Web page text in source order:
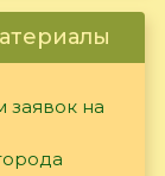
заявок на